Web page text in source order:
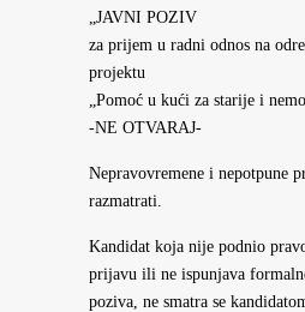
„JAVNI POZIV
za prijem u radni odnos na
projektu
„Pomoć u kući za starije i
-NE OTVARAJ-
Nepravovremene i nepotpune
razmatrati.
Kandidat koja nije podnio
prijavu ili ne ispunjava
poziva, ne smatra se